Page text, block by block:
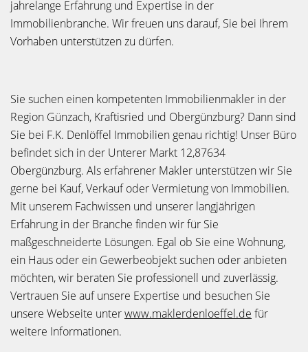
jahrelange Erfahrung und Expertise in der
Immobilienbranche. Wir freuen uns darauf, Sie bei Ihrem
Vorhaben unterstützen zu dürfen.
Sie suchen einen kompetenten Immobilienmakler in der
Region Günzach, Kraftisried und Obergünzburg? Dann sind
Sie bei F.K. Denlöffel Immobilien genau richtig! Unser Büro
befindet sich in der Unterer Markt 12,87634
Obergünzburg. Als erfahrener Makler unterstützen wir Sie
gerne bei Kauf, Verkauf oder Vermietung von Immobilien.
Mit unserem Fachwissen und unserer langjährigen
Erfahrung in der Branche finden wir für Sie
maßgeschneiderte Lösungen. Egal ob Sie eine Wohnung,
ein Haus oder ein Gewerbeobjekt suchen oder anbieten
möchten, wir beraten Sie professionell und zuverlässig.
Vertrauen Sie auf unsere Expertise und besuchen Sie
unsere Webseite unterwww.maklerdenloeffel.de für
weitere Informationen.